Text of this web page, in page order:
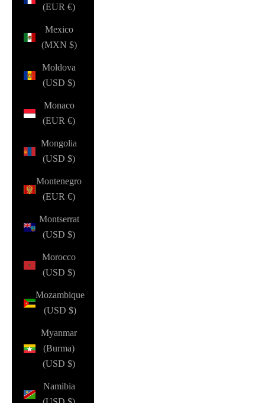
(EUR €)
Mexico
(MXN $)
Moldova
(USD $)
Monaco
(EUR €)
Mongolia
(USD $)
Montenegro
(EUR €)
Montserrat
(USD $)
Morocco
(USD $)
Mozambique
(USD $)
Myanmar
(Burma)
(USD $)
Namibia